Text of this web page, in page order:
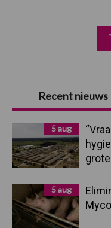
Primaire
Sidebar
Recent nieuws
5 aug
5 aug